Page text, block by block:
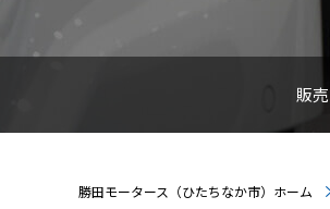
販売
勝田モータース（ひたちなか市）ホーム